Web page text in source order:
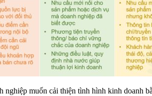
muốn cải thiện tình hình kinh doanh